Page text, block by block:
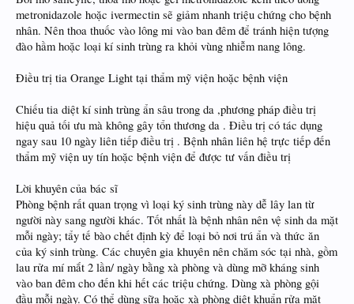
metronidazole hoặc ivermectin sẽ giảm nhanh triệu chứng cho bệnh
nhân. Nên thoa thuốc vào lông mi vào ban đêm để tránh hiện tượng
đào hầm hoặc loại kí sinh trùng ra khỏi vùng nhiễm nang lông.
Điều trị tia Orange Light tại thẩm mỹ viện hoặc bệnh viện
Chiếu tia diệt kí sinh trùng ẩn sâu trong da ,phương pháp điều trị
hiệu quả tối ưu mà không gây tổn thương da . Điều trị có tác dụng
ngay sau 10 ngày liên tiếp điều trị . Bệnh nhân liên hệ trực tiếp đến
thẩm mỹ viện uy tín hoặc bệnh viện để được tư vấn điều trị
Lời khuyên của bác sĩ
Phòng bệnh rất quan trọng vì loại ký sinh trùng này dễ lây lan từ
người này sang người khác. Tốt nhất là bệnh nhân nên vệ sinh da mặt
mỗi ngày; tẩy tế bào chết định kỳ để loại bỏ nơi trú ẩn và thức ăn
của ký sinh trùng. Các chuyên gia khuyên nên chăm sóc tại nhà, gồm
lau rửa mí mắt 2 lần/ ngày bằng xà phòng và dùng mỡ kháng sinh
vào ban đêm cho đến khi hết các triệu chứng. Dùng xà phòng gội
đầu mỗi ngày. Có thể dùng sữa hoặc xà phòng diệt khuẩn rửa mặt